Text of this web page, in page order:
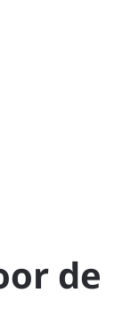
de